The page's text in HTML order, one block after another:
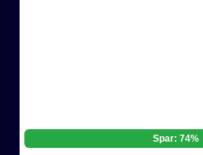
Spar: 74%